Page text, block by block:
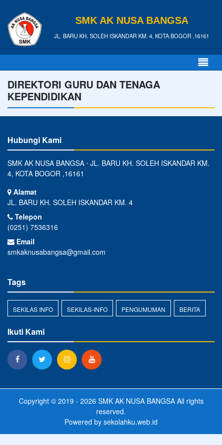
SMK AK NUSA BANGSA
JL. BARU KH. SOLEH ISKANDAR KM. 4, KOTA BOGOR ,16161
DIREKTORI GURU DAN TENAGA
KEPENDIDIKAN
Hubungi Kami
SMK AK NUSA BANGSA ⋅ JL. BARU KH. SOLEH ISKANDAR KM.
4, KOTA BOGOR ,16161
Alamat
JL. BARU KH. SOLEH ISKANDAR KM. 4
Telepon
(0251) 7536316
Email
smkaknusabangsa@gmail.com
Tags
SEKILAS INFO SEKILAS-INFO PENGUMUMAN BERITA
Ikuti Kami
Copyright © 2019 - 2026 SMK AK NUSA BANGSAAll rights
reserved.
Powered by sekolahku.web.id